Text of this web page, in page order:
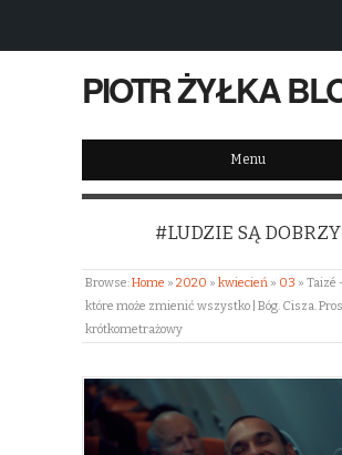
PIOTR ŻYŁKA
Menu
#LUDZIE SĄ DOBRZY
Browse:Home » 2020 » kwiecień » 03 » Taizé
które może zmienić wszystko | Bóg. Cisza.
krótkometrażowy